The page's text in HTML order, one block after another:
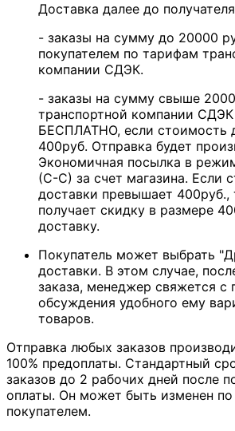
Доставка далее до
- заказы на сумму до 20000
покупателем по тарифам
компании СДЭК.
- заказы на сумму свыше
транспортной компании СДЭК
БЕСПЛАТНО, если стоимость
400руб. Отправка будет
Экономичная посылка в
(С-С) за счет магазина. Если
доставки превышает 400руб.,
получает скидку в размере
доставку.
Покупатель может выбрать
доставки. В этом случае,
заказа, менеджер свяжется с
обсуждения удобного ему
товаров.
Отправка любых заказов
100% предоплаты. Стандартный
заказов до 2 рабочих дней после
оплаты. Он может быть изменен по
покупателем.